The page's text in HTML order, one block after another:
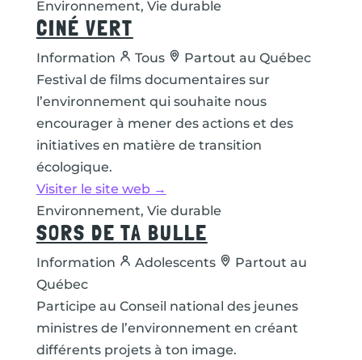
Environnement, Vie durable
CINÉ VERT
Information Tous
Partout au Québec
Festival de films documentaires sur
l’environnement qui souhaite nous
encourager à mener des actions et des
initiatives en matière de transition
écologique.
Visiter le site web →
Environnement, Vie durable
SORS DE TA BULLE
Information Adolescents
Partout au
Québec
Participe au Conseil national des jeunes
ministres de l’environnement en créant
différents projets à ton image.